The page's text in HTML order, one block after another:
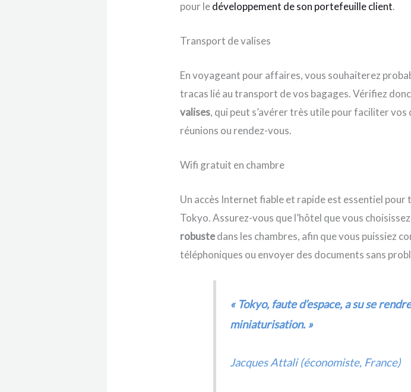
pour ledéveloppement de son portefeuille client.
Transport de valises
En voyageant pour affaires, vous souhaiterez
tracas lié au transport de vos bagages. Vérifiez
valises, qui peut s’avérer très utile pour faciliter
réunions ou rendez-vous.
Wifi gratuit en chambre
Un accès Internet fiable et rapide est essentiel
Tokyo. Assurez-vous que l’hôtel que vous
robustedans les chambres, afin que vous puissiez
téléphoniques ou envoyer des documents sans
« Tokyo, faute d’espace, a su se
miniaturisation. »
Jacques Attali (économiste, France)